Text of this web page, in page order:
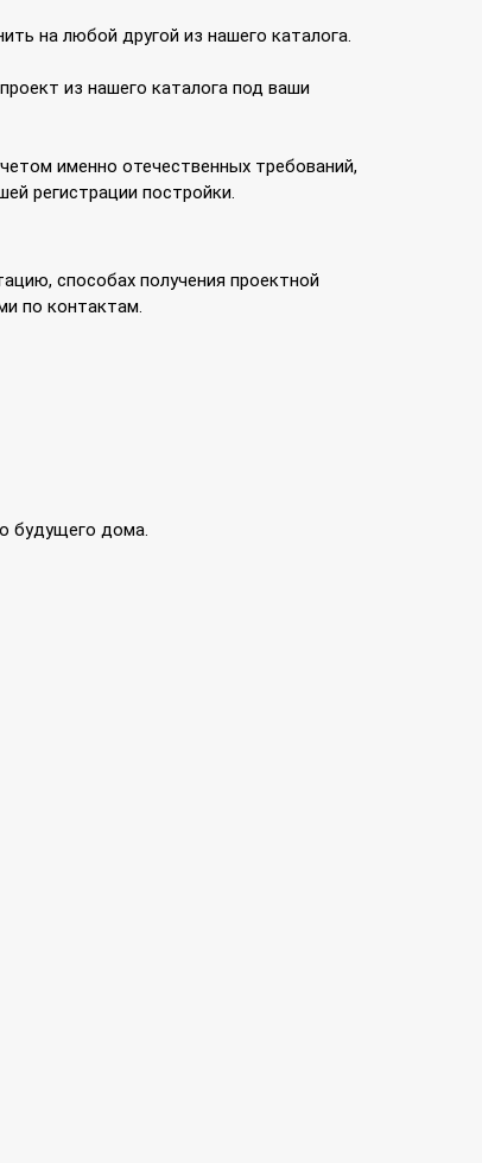
на любой другой из нашего каталога.
из нашего каталога под ваши
именно отечественных требований,
регистрации постройки.
способах получения проектной
по контактам.
будущего дома.